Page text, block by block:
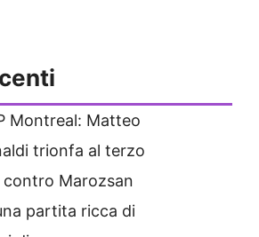
Montreal: Matteo
trionfa al terzo
contro Marozsan
partita ricca di